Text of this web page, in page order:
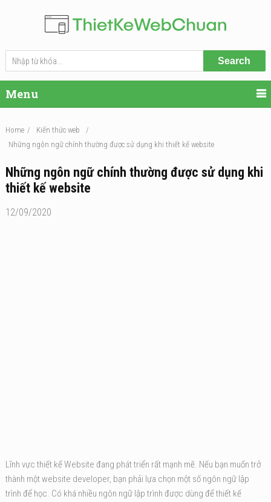
Search
Menu
Home / Kiến thức web
/
Những ngôn ngữ chính thường được sử dụng khi thiết kế website
Những ngôn ngữ chính thường được sử dụng khi
thiết kế website
12/09/2020
Lĩnh vực thiết kế Website đang phát triển rất mạnh mẽ. Nếu bạn muốn trở
thành một website developer, bạn phải lựa chọn một số ngôn ngữ lập
trình để học. Có khá nhiều ngôn ngữ lập trình được dùng để thiết kế